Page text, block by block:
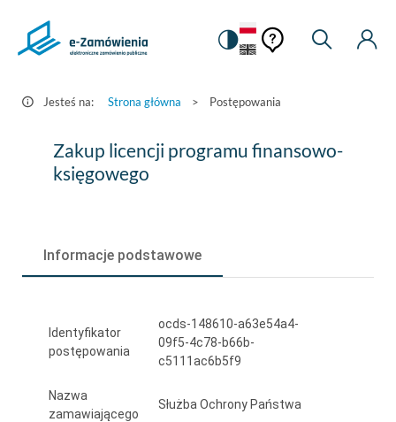
Postępowania
Zamówienia.gov.pl
Zmiana
na
kontrastową
Pomoc
kontekstowa
Pomoc
Moje
Jesteś na: Strona główna > Postępowania
Zakup
licencji
księgowego
Zakup licencji programu finansowo-
księgowego
Informacje podstawowe
Identyfikator
postępowania
ocds-148610-a63e54a4-
09f5-4c78-b66b-
c5111ac6b5f9
Nazwa
zamawiającego
Służba Ochrony Państwa